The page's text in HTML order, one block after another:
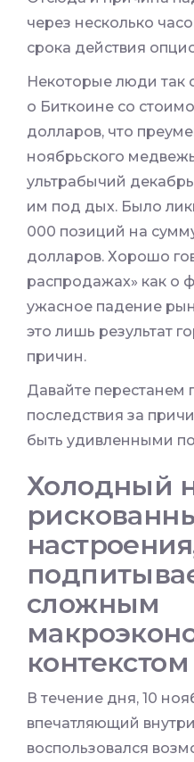
через несколько
срока действия
Некоторые люди так
о Биткоине со
долларов, что
ноябрьского
ультрабычий
им под дых. Было
000 позиций на
долларов. Хорошо
распродажах» как о
ужасное падение
это лишь результат
причин.
Давайте перестанем
последствия за
быть удивленными
Холодный
сложным
контекстом
В течение дня, 10
впечатляющий
воспользовался